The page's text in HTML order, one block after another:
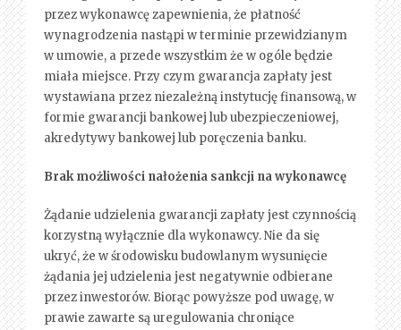
przez wykonawcę zapewnienia, że płatność
wynagrodzenia nastąpi w terminie przewidzianym
w umowie, a przede wszystkim że w ogóle będzie
miała miejsce. Przy czym gwarancja zapłaty jest
wystawiana przez niezależną instytucję finansową, w
formie gwarancji bankowej lub ubezpieczeniowej,
akredytywy bankowej lub poręczenia banku.
Brak możliwości nałożenia sankcji na wykonawcę
Żądanie udzielenia gwarancji zapłaty jest czynnością
korzystną wyłącznie dla wykonawcy. Nie da się
ukryć, że w środowisku budowlanym wysunięcie
żądania jej udzielenia jest negatywnie odbierane
przez inwestorów. Biorąc powyższe pod uwagę, w
prawie zawarte są uregulowania chroniące